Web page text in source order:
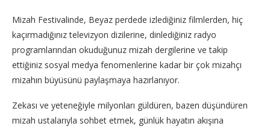
Mizah Festivalinde, Beyaz perdede izlediğiniz filmlerden, hiç
kaçırmadığınız televizyon dizilerine, dinlediğiniz radyo
programlarından okuduğunuz mizah dergilerine ve takip
ettiğiniz sosyal medya fenomenlerine kadar bir çok mizahçı
mizahın büyüsünü paylaşmaya hazırlanıyor.
Zekası ve yeteneğiyle milyonları güldüren, bazen düşündüren
mizah ustalarıyla sohbet etmek, günlük hayatın akışına